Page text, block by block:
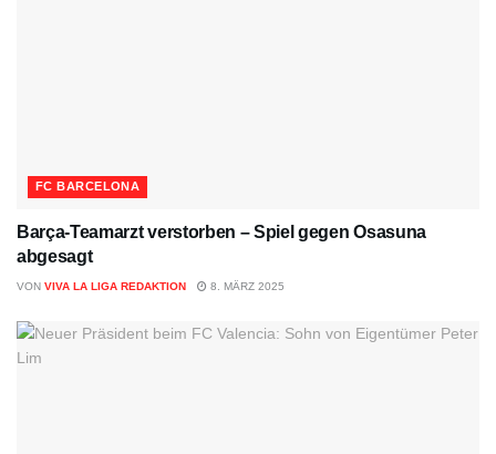
FC BARCELONA
Barça-Teamarzt verstorben – Spiel gegen Osasuna
abgesagt
VON VIVA LA LIGA REDAKTION 8. MÄRZ 2025